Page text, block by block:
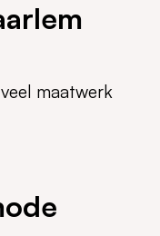
maatwerk